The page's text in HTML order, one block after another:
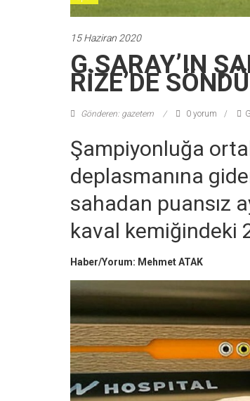
15 Haziran 2020
G.SARAY’IN
RİZE’DE SÖNDÜ
Gönderen: gazetem 0 yorum
Şampiyonluğa
deplasmanına
sahadan puansız
kaval kemiğindeki
Haber/Yorum: Mehmet ATAK